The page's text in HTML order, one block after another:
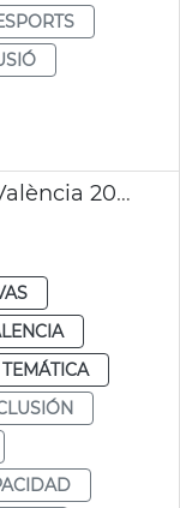
Guía de inclusión en Fallas València 2025